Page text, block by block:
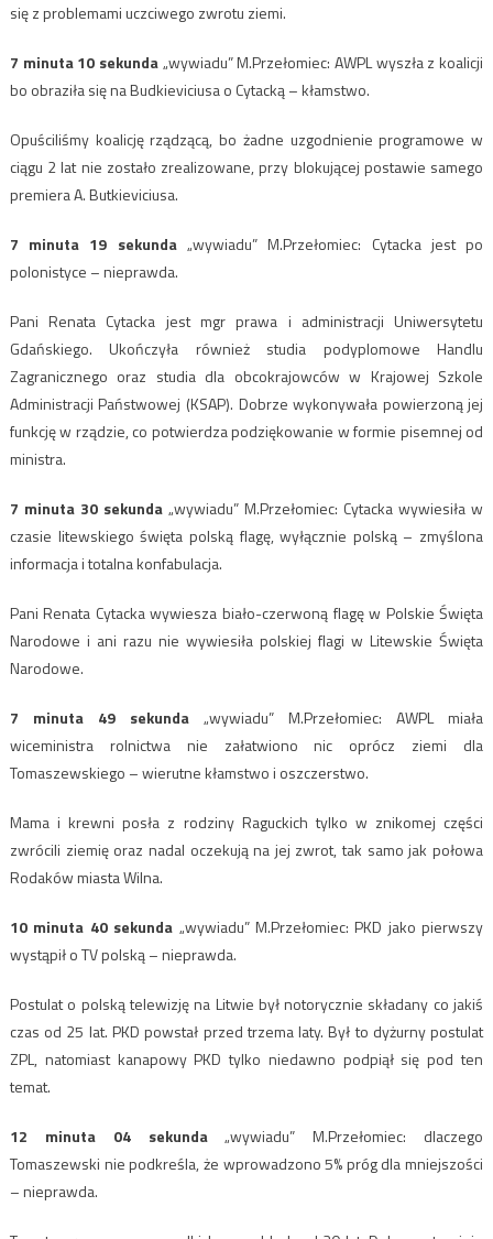
się z problemami uczciwego zwrotu ziemi.
7 minuta 10 sekunda„wywiadu” M.Przełomiec: AWPL wyszła z koalicji
bo obraziła się na Budkieviciusa o Cytacką – kłamstwo.
Opuściliśmy koalicję rządzącą, bo żadne uzgodnienie programowe w
ciągu 2 lat nie zostało zrealizowane, przy blokującej postawie samego
premiera A. Butkieviciusa.
7 minuta 19 sekunda„wywiadu” M.Przełomiec: Cytacka jest po
polonistyce – nieprawda.
Pani Renata Cytacka jest mgr prawa i administracji Uniwersytetu
Gdańskiego. Ukończyła również studia podyplomowe Handlu
Zagranicznego oraz studia dla obcokrajowców w Krajowej Szkole
Administracji Państwowej (KSAP). Dobrze wykonywała powierzoną jej
funkcję w rządzie, co potwierdza podziękowanie w formie pisemnej od
ministra.
7 minuta 30 sekunda „wywiadu” M.Przełomiec: Cytacka wywiesiła w
czasie litewskiego święta polską flagę, wyłącznie polską – zmyślona
informacja i totalna konfabulacja.
Pani Renata Cytacka wywiesza biało-czerwoną flagę w Polskie Święta
Narodowe i ani razu nie wywiesiła polskiej flagi w Litewskie Święta
Narodowe.
7 minuta 49 sekunda „wywiadu” M.Przełomiec: AWPL miała
wiceministra rolnictwa nie załatwiono nic oprócz ziemi dla
Tomaszewskiego – wierutne kłamstwo i oszczerstwo.
Mama i krewni posła z rodziny Raguckich tylko w znikomej części
zwrócili ziemię oraz nadal oczekują na jej zwrot, tak samo jak połowa
Rodaków miasta Wilna.
10 minuta 40 sekunda „wywiadu” M.Przełomiec: PKD jako pierwszy
wystąpił o TV polską – nieprawda.
Postulat o polską telewizję na Litwie był notorycznie składany co jakiś
czas od 25 lat. PKD powstał przed trzema laty. Był to dyżurny postulat
ZPL, natomiast kanapowy PKD tylko niedawno podpiął się pod ten
temat.
12 minuta 04 sekunda„wywiadu” M.Przełomiec: dlaczego
Tomaszewski nie podkreśla, że wprowadzono 5% próg dla mniejszości
– nieprawda.